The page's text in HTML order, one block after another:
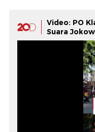
Video: PO
Suara